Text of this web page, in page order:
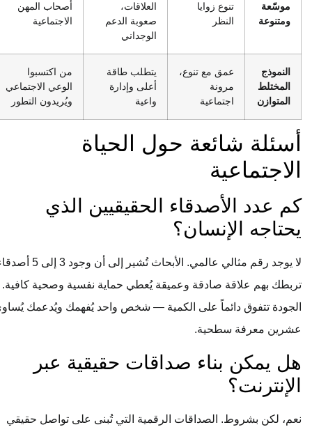
موسّعة
ومتنوعة
تنوع زوايا
النظر
العلاقات،
صعوبة الدعم
الوجداني
أصحاب المهن
الاجتماعية
النموذج
المختلط
المتوازن
عمق مع تنوع،
مرونة
اجتماعية
يتطلب طاقة
أعلى وإدارة
واعية
من اكتسبوا
الوعي الاجتماعي
ويُريدون التطور
أسئلة شائعة حول الحياة
الاجتماعية
كم عدد الأصدقاء الحقيقيين الذي
يحتاجه الإنسان؟
لا يوجد رقم مثالي عالمي. الأبحاث تُشير إلى أن وجود 3 إلى 5 أصدقاء
تربطك بهم علاقة صادقة وعميقة يُعطي حماية نفسية وصحية كافية.
الجودة تتفوق دائماً على الكمية — شخص واحد يُفهمك ويُدعمك يُساوي
عشرين معرفة سطحية.
هل يمكن بناء صداقات حقيقية عبر
الإنترنت؟
نعم، لكن بشروط. الصداقات الرقمية التي تُبنى على تواصل حقيقي